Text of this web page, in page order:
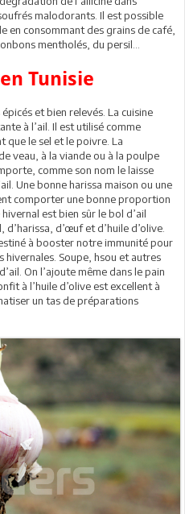
malodorants. Il est possible
en consommant des grains de café,
mentholés, du persil…
Tunisie
et bien relevés. La cuisine
à l’ail. Il est utilisé comme
que le sel et le poivre. La
veau, à la viande ou à la poulpe
comme son nom le laisse
Une bonne harissa maison ou une
comporter une bonne proportion
est bien sûr le bol d’ail
d’œuf et d’huile d’olive.
à booster notre immunité pour
Soupe, hsou et autres
On l’ajoute même dans le pain
à l’huile d’olive est excellent à
un tas de préparations